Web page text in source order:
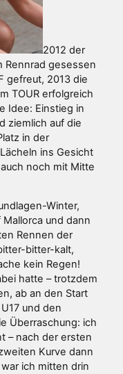
2012 der
Rennrad gesessen
gefreut, 2013 die
TOUR erfolgreich
Idee: Einstieg in
ziemlich auf die
in der
ins Gesicht
noch mit Mitte
Winter,
und dann
Rennen der
bitter-kalt,
kein Regen!
hatte – trotzdem
ab an den Start
und den
Überraschung: ich
– nach der ersten
Kurve dann
ich mitten drin